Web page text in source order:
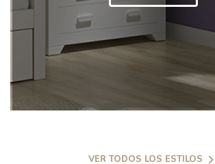
VER TODOS LOS ESTILOS 